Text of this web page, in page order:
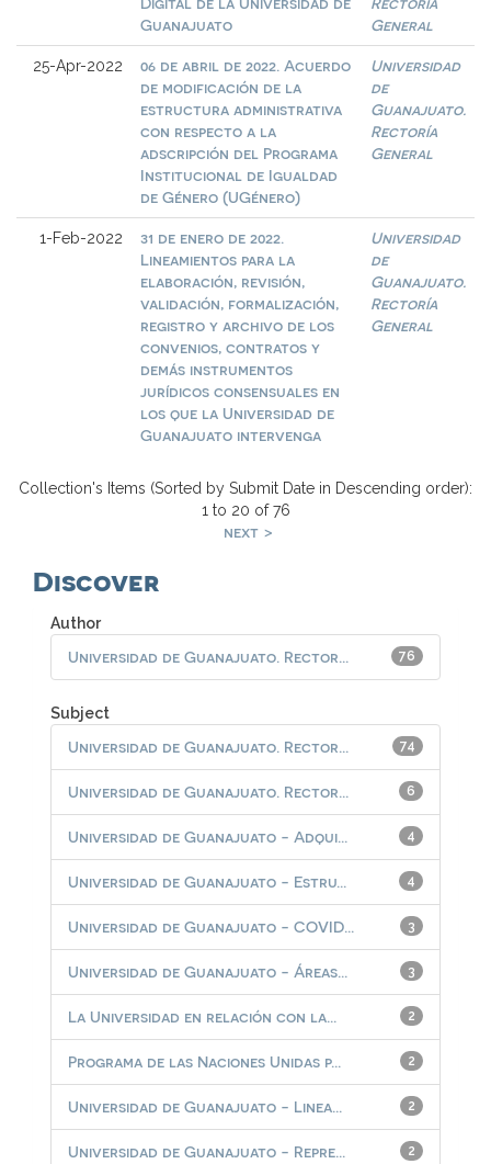
Guanajuato
General
25-Apr-2022
06 de abril de 2022. Acuerdo
de modificación de la
estructura administrativa
con respecto a la
adscripción del Programa
Institucional de Igualdad
de Género (UGénero)
Universidad
de
Guanajuato.
Rectoría
General
1-Feb-2022
31 de enero de 2022.
Lineamientos para la
elaboración, revisión,
validación, formalización,
registro y archivo de los
convenios, contratos y
demás instrumentos
jurídicos consensuales en
los que la Universidad de
Guanajuato intervenga
Universidad
de
Guanajuato.
Rectoría
General
Collection's Items (Sorted by Submit Date in Descending order):
1 to 20 of 76
next >
Discover
Author
76
Universidad de Guanajuato. Rector...
Subject
74
Universidad de Guanajuato. Rector...
6
Universidad de Guanajuato. Rector...
4
Universidad de Guanajuato - Adqui...
4
Universidad de Guanajuato - Estru...
3
Universidad de Guanajuato - COVID...
3
Universidad de Guanajuato - Áreas...
2
La Universidad en relación con la...
2
Programa de las Naciones Unidas p...
2
Universidad de Guanajuato - Linea...
2
Universidad de Guanajuato - Repre...